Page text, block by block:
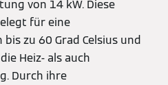
von 14 kW. Diese
für eine
zu 60 Grad Celsius und
Heiz- als auch
Durch ihre